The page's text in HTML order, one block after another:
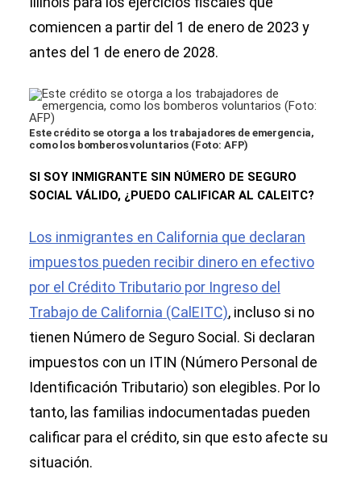
comiencen a partir del 1 de enero de 2023 y
antes del 1 de enero de 2028.
Este crédito se otorga a los trabajadores de emergencia,
como los bomberos voluntarios (Foto: AFP)
SI SOY INMIGRANTE SIN NÚMERO DE SEGURO
SOCIAL VÁLIDO, ¿PUEDO CALIFICAR AL CALEITC?
Los inmigrantes en California que declaran
impuestos pueden recibir dinero en efectivo
por el Crédito Tributario por Ingreso del
Trabajo de California (CalEITC), incluso si no
tienen Número de Seguro Social. Si declaran
impuestos con un ITIN (Número Personal de
Identificación Tributario) son elegibles. Por lo
tanto, las familias indocumentadas pueden
calificar para el crédito, sin que esto afecte su
situación.